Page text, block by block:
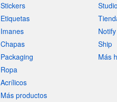
Stickers
Etiquetas
Imanes
Chapas
Packaging
Ropa
Acrílicos
Más productos
Studio
Notify
Ship
Más